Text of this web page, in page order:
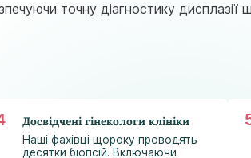
точну діагностику дисплазії
Досвідчені гінекологи клініки
Наші фахівці щороку проводять
десятки біопсій. Включаючи